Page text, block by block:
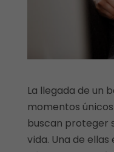
La llegada de un
momentos
buscan proteger
vida. Una de